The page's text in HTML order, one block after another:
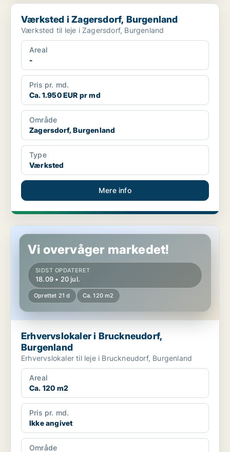
Værksted i Zagersdorf, Burgenland
Værksted i Zagersdorf, Burgenland
Værksted til leje i Zagersdorf, Burgenland
Areal
-
Pris pr. md.
Ca. 1.950 EUR pr md
Område
Zagersdorf, Burgenland
Type
Værksted
Mere info
Erhvervslokaler i Bruckneudorf, Burgenland
Vi overvåger markedet!
SIDST OPDATERET
18.09 • 20 jul.
Oprettet 21 d Ca. 120 m2
Erhvervslokaler i Bruckneudorf,
Burgenland
Erhvervslokaler til leje i Bruckneudorf, Burgenland
Areal
Ca. 120 m2
Pris pr. md.
Ikke angivet
Område